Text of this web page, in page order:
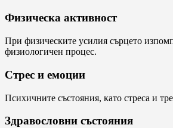
Физическа активност
При физическите усилия сърцето
физиологичен процес.
Стрес и емоции
Психичните състояния, като стреса и
Здравословни състояния